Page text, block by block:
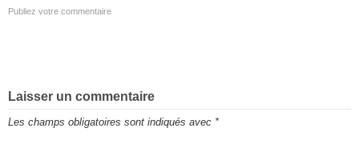
Publiez votre commentaire
Laisser un commentaire
Les champs obligatoires sont indiqués avec *